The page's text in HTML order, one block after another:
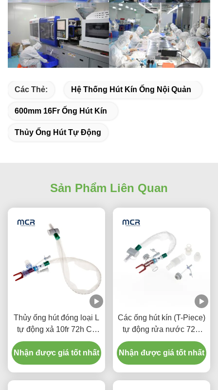
Các Thẻ: Hệ Thống Hút Kín Ống Nội Quản
600mm 16Fr Ống Hút Kín
Thủy Ống Hút Tự Động
Sản Phẩm Liên Quan
Thủy ống hút đóng loại L
tự động xả 10fr 72h Cổ
tay xoay kép cho bệnh
viện
Nhận được giá tốt nhất
Các ống hút kín (T-Piece)
tự động rửa nước 72H
Đối với người lớn
Nhận được giá tốt nhất